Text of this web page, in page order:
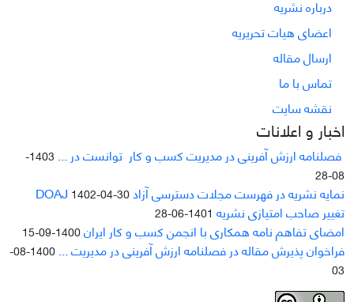
درباره نشریه
اعضای هیات تحریریه
ارسال مقاله
تماس با ما
نقشه سایت
اخبار و اعلانات
فصلنامه ارزش آفرینی در مدیریت کسب و کار توانست در ...
1403-
08-28
نمایه نشریه در فهرست مجلات دسترسی آزاد DOAJ1402-04-30
تغییر صاحب امتیازی نشریه 1401-06-28
امضای تفاهم نامه همکاری با انجمن کسب و کار ایران1400-09-15
فراخوان پذیرش مقاله در فصلنامه ارزش آفرینی در مدیریت ...
1400-08-
03